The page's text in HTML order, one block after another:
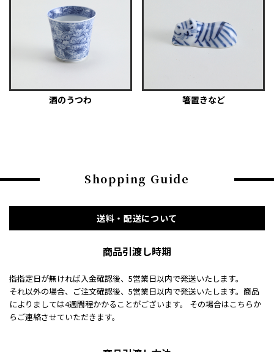
酒のうつわ 箸置きなど
Shopping Guide
送料・配送について
商品引渡し時期
指指定日が無ければ入金確認後、5営業日以内で発送いたします。
それ以外の場合、ご注文確認後、5営業日以内で発送いたします。商品
によりましては4週間程かかることがございます。 その場合はこちらか
らご連絡させていただきます。